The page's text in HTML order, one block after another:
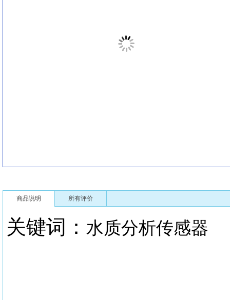
商品说明 所有评价
关键词： 水质分析传感器